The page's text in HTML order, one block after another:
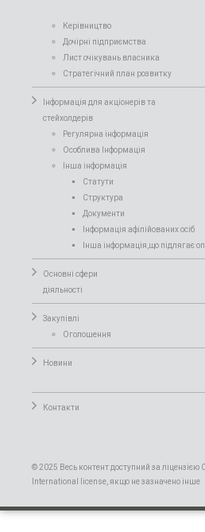
Керівництво
Дочірні підприємства
Лист очікувань власника
Стратегічний план розвитку
Інформація для акціонерів та
стейхолдерів
Регулярна інформація
Особлива Інформація
Інша інформація
Статути
Структура
Документи
Інформація афілійованих осіб
Інша інформація,що підлягає
Основні сфери
діяльності
Закупівлі
Оголошення
Новини
Контакти
© 2025 Весь контент доступний за
International license, якщо не зазначено інше